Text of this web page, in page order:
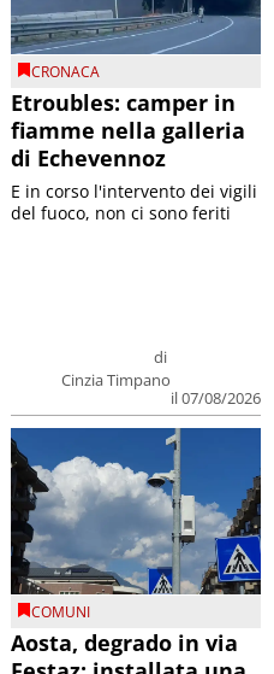
CRONACA
Etroubles: camper in
fiamme nella galleria
di Echevennoz
di
Cinzia Timpano
il 07/08/2026
E in corso l'intervento dei vigili
del fuoco, non ci sono feriti
COMUNI
Aosta, degrado in via